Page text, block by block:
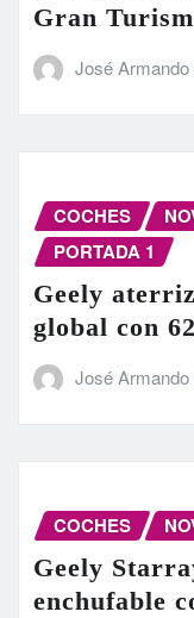
Gran
José
COCHES
PORTADA 1
Geely
global con
José
COCHES
Geely
enchufable